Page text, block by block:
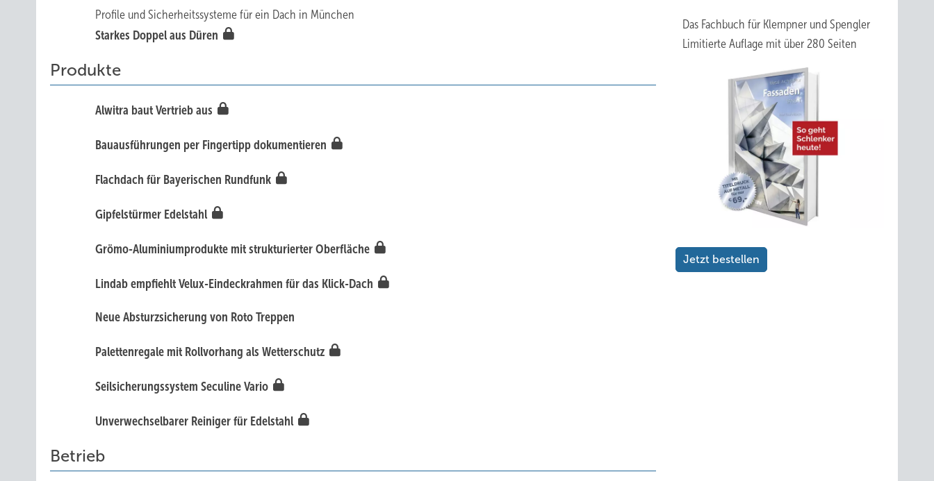
Profile und Sicherheitssysteme für ein Dach in München
Starkes Doppel aus Düren
Produkte
Alwitra baut Vertrieb aus
Bauausführungen per Fingertipp dokumentieren
Flachdach für Bayerischen Rundfunk
Gipfelstürmer Edelstahl
Grömo -Aluminiumprodukte mit strukturierter Oberfläche
Lin dab empfiehlt Velux-Eindeckrahmen für das Klick-Dach
Neue Absturzsicherung von Roto Treppen
Palettenregale mit Rollvorhang als Wetterschutz
Seilsicherungssystem Seculine Vario
Unverwechselbarer Reiniger für Edelstahl
Betrieb
Das Fachbuch für Klempner und Spengler
Limitierte Auflage mit über 280 Seiten
Jetzt bestellen